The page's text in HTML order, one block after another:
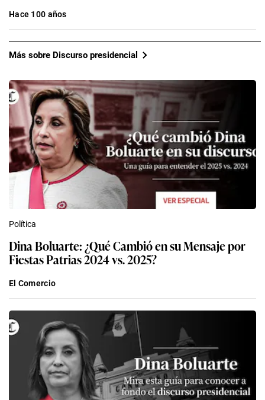
Hace 100 años
Más sobre Discurso presidencial
Política
Dina Boluarte: ¿Qué Cambió en su Mensaje por
Fiestas Patrias 2024 vs. 2025?
El Comercio